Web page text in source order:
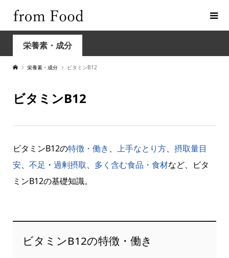
栄養素・成分
栄養素・成分 ビタミンB12
ビタミンB12
ビタミンB12の特徴・働き 、 上手なとり方、 摂取量目
安、 不足 ・ 過剰摂取、 多く含む食品・食材など、ビタ
ミンB12の基礎知識。
ビタミンB12の特徴・働き